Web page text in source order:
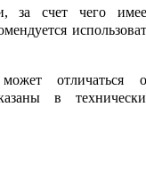
за счет чего
отличаться
в